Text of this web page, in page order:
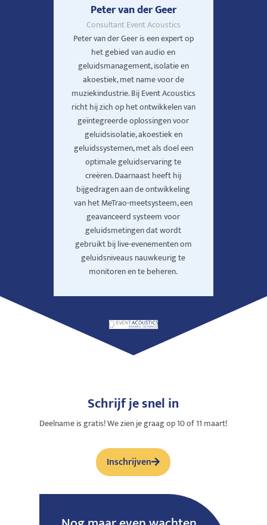
Peter van der Geer
Consultant Event Acoustics
Peter van der Geer is een expert op
het gebied van audio en
geluidsmanagement, isolatie en
akoestiek, met name voor de
muziekindustrie. Bij Event Acoustics
richt hij zich op het ontwikkelen van
geïntegreerde oplossingen voor
geluidsisolatie, akoestiek en
geluidssystemen, met als doel een
optimale geluidservaring te
creëren.Daarnaast heeft hij
bijgedragen aan de ontwikkeling
van het MeTrao-meetsysteem, een
geavanceerd systeem voor
geluidsmetingen dat wordt
gebruikt bij live-evenementen om
geluidsniveaus nauwkeurig te
monitoren en te beheren.
Schrijf je snel in
Deelname is gratis! We zien je graag op 10 of 11 maart!
Inschrijven